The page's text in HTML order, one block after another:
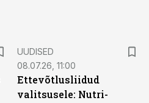
UUDISED
08.07.26, 11:00
Ettevõtlusliidud
valitsusele: Nutri-